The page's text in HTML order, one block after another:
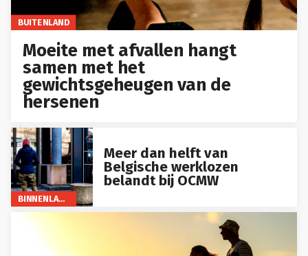
BUITENLAND
Moeite met afvallen hangt
samen met het
gewichtsgeheugen van de
hersenen
BINNENLAND
Meer dan helft van
Belgische werklozen
belandt bij OCMW